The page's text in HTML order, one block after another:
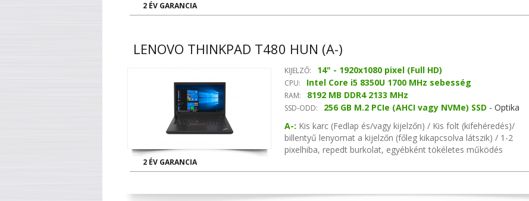
2 ÉV GARANCIA
nincs hálózati vezérlő
LENOVO THINKPAD T480 HUN (A-)
2 ÉV GARANCIA
KIJELZŐ: 14" - 1920x1080 pixel (Full HD)
CPU: Intel Core i5 8350U 1700 MHz sebesség
RAM: 8192 MB DDR4 2133 MHz
SSD-ODD: 256 GB M.2 PCIe (AHCI vagy NVMe) SSD - Optika
A-: Kis karc (Fedlap és/vagy kijelzőn) / Kis folt (kifehéredés)/
billentyű lenyomat a kijelzőn (főleg kikapcsolva látszik) / 1-2
pixelhiba, repedt burkolat, egyébként tökéletes működés
nincs hálózati vezérlő